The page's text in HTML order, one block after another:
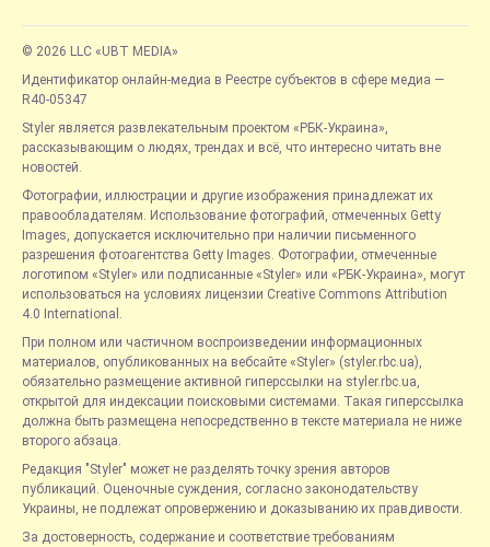
© 2026 LLC «UBT MEDIA»
Идентификатор онлайн-медиа в Реестре субъектов в сфере медиа —
R40-05347
Styler является развлекательным проектом «РБК-Украина»,
рассказывающим о людях, трендах и всё, что интересно читать вне
новостей.
Фотографии, иллюстрации и другие изображения принадлежат их
правообладателям. Использование фотографий, отмеченных Getty
Images, допускается исключительно при наличии письменного
разрешения фотоагентства Getty Images. Фотографии, отмеченные
логотипом «Styler» или подписанные «Styler» или «РБК-Украина», могут
использоваться на условиях лицензии Creative Commons Attribution
4.0 International.
При полном или частичном воспроизведении информационных
материалов, опубликованных на вебсайте «Styler» (styler.rbc.ua),
обязательно размещение активной гиперссылки на styler.rbc.ua,
открытой для индексации поисковыми системами. Такая гиперссылка
должна быть размещена непосредственно в тексте материала не ниже
второго абзаца.
Редакция "Styler" может не разделять точку зрения авторов
публикаций. Оценочные суждения, согласно законодательству
Украины, не подлежат опровержению и доказыванию их правдивости.
За достоверность, содержание и соответствие требованиям